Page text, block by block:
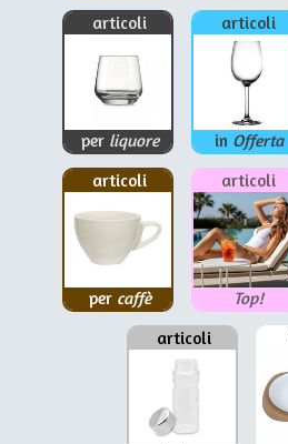
articoli
per liquore
articoli
in Offerta
articoli
per caffè
articoli
Top!
articoli